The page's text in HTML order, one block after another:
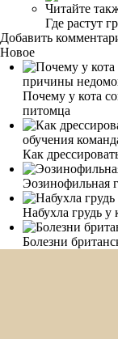
Читайте
Где растут
Добавить
Новое
Почему у кота
питомца
Как
Эозинофильная
Набухла грудь у
Болезни